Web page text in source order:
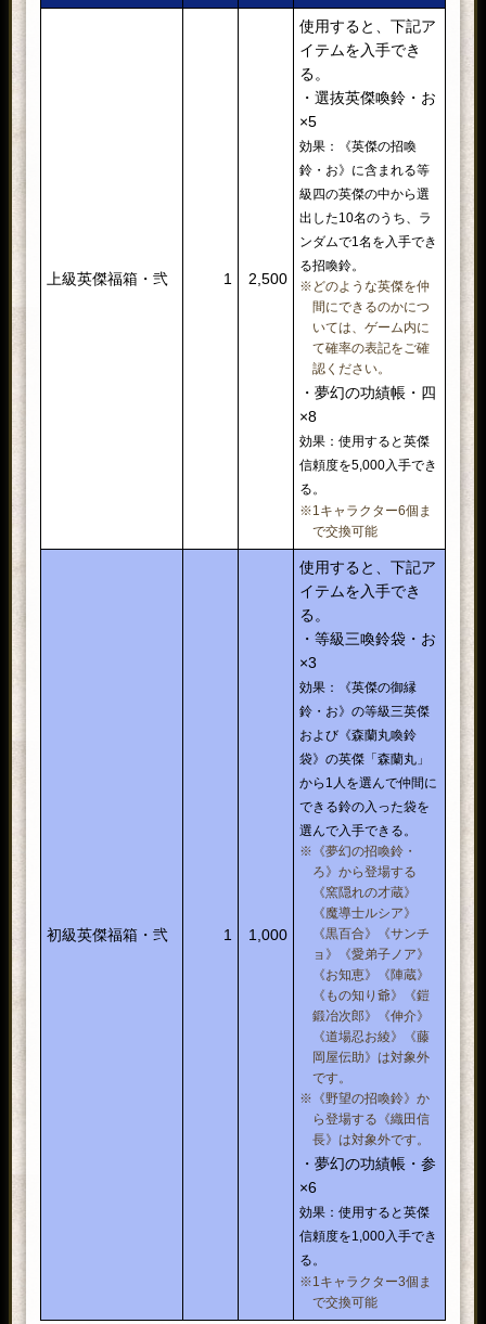
※「初夏清涼」は他の九十九の
力と重複扱いになりません。
夏九十九箱・辰》から入手でき
る武器はレベル1となります。
・五輪之大太刀×1
効果：九十九の力「二天五輪」
が付いた九十九武器
※「五輪之大太刀」の性能は
ちら。
・五輪之小太刀×1
効果：九十九の力「二天四象」
が付いた九十九武器
※「五輪之小太刀」の性能は
こ
効果：九十九の力「勁勇無双」
が付いた九十九武器
※「決闘之物干竿」の性能は
効果：九十九の力「盛夏燦爛」
が付いた九十九武器
※「盛夏雷切」の性能は
・盛夏蜻蛉槍×1
効果：九十九の力「盛夏無双」
が付いた九十九武器
※「盛夏蜻蛉槍」の性能はこち
使用するとランダムでアイテ
ムを入手する。
※入手できるアイテムについては
使用すると、下記アイテムを
取り出せる。
●初夏鬼神袋・辰×1
効果：使用すると、下記アイテム
から1つ選んで入手できる。
・宿命の鬼神石×1
効果：鬼神の力「宿命の因果」
が付いた鬼神石。
※「宿命の鬼神石」の性能はこち
・闘勲の鬼神石×1
効果：鬼神の力「闘神無双の
勲」が付いた鬼神石。
※「闘勲の鬼神石」の性能はこち
・戦勲の鬼神石×1
効果：鬼神の力「偉勲大功の
証」が付いた鬼神石。
上級英傑福箱・弐 1 2,500
使用すると、下記ア
イテムを入手でき
る。
・選抜英傑喚鈴・お
×5
効果：《英傑の招喚
鈴・お》に含まれる等
級四の英傑の中から選
出した10名のうち、ラ
ンダムで1名を入手でき
る招喚鈴。
※どのような英傑を仲
間にできるのかにつ
いては、ゲーム内に
て確率の表記をご確
認ください。
・夢幻の功績帳・四
×8
効果：使用すると英傑
信頼度を5,000入手でき
る。
※1キャラクター6個ま
で交換可能
初級英傑福箱・弐 1 1,000
使用すると、下記ア
イテムを入手でき
る。
・等級三喚鈴袋・お
×3
効果：《英傑の御縁
鈴・お》の等級三英傑
および《森蘭丸喚鈴
袋》の英傑「森蘭丸」
から1人を選んで仲間に
できる鈴の入った袋を
選んで入手できる。
※《夢幻の招喚鈴・
ろ》から登場する
《窯隠れの才蔵》
《魔導士ルシア》
《黒百合》《サンチ
ョ》《愛弟子ノア》
《お知恵》《陣蔵》
《もの知り爺》《鎧
鍛冶次郎》《伸介》
《道場忍お綾》《藤
岡屋伝助》は対象外
です。
※《野望の招喚鈴》か
ら登場する《織田信
長》は対象外です。
・夢幻の功績帳・参
×6
効果：使用すると英傑
信頼度を1,000入手でき
る。
※1キャラクター3個ま
で交換可能